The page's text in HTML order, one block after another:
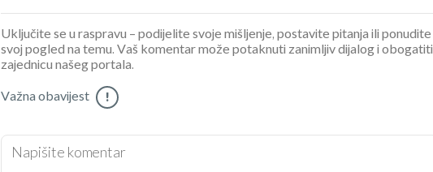
Uključite se u raspravu – podijelite svoje mišljenje, postavite pitanja ili ponudite
svoj pogled na temu. Vaš komentar može potaknuti zanimljiv dijalog i obogatiti
zajednicu našeg portala.
Važna obavijest !